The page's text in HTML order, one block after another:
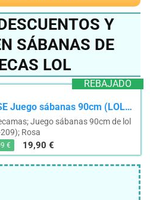
Y
SÁBANAS DE
LOL
REBAJADO
LOL SURPRISE Juego sábanas 90cm (LOL-18-209), Rosa, 90
Juego sábanas 90cm de lol
Rosa
€ 19,90 €